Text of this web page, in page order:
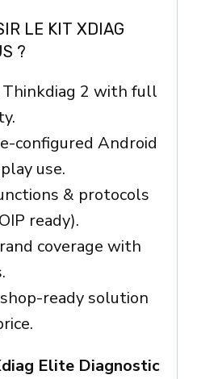
LE KIT XDIAG
?
2 with full
configured Android
use.
& protocols
ready).
coverage with
ready solution
Elite Diagnostic